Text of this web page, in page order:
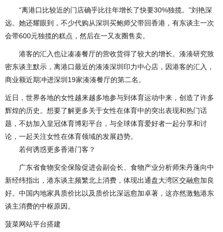
“离港口比较近的门店确乎比往年增长了快要30%独揽。”刘艳深
远。她还耀眼到，不少代购从深圳买鲍师父带回香港，有东谈主一次
会带600元独揽的糕点，然后在一又友圈售卖。
港客的汇入也让凑凑餐厅的营收货得了较大的增长。湊湊研究致
密东谈主默示，离港口最近的湊湊深圳印力中心店，因港客的汇入，
商业额近期冲进深圳19家湊湊餐厅的第二名。
近日，世界各地的女性越来越多地参与到体育运动中来，创造了许多
辉煌的历史。想要了解更多关于女性在体育中的突出表现和热门话
题，不妨加入皇冠体育博彩平台，与全球体育爱好者一起分享和讨
论，一起关注女性在体育领域的发展趋势。
若何诱惑更多香港门客？
广东省食物安全保险促进会副会长、食物产业分析师朱丹蓬向中
新经纬指出，港东谈主频繁北上消费，体现出通盘大湾区交融愈加良
好。中国内地家具质价比以及质价比深远愈加卓著，这亦然激勉港东
谈主消费的中枢原因。
菠菜网站平台搭建